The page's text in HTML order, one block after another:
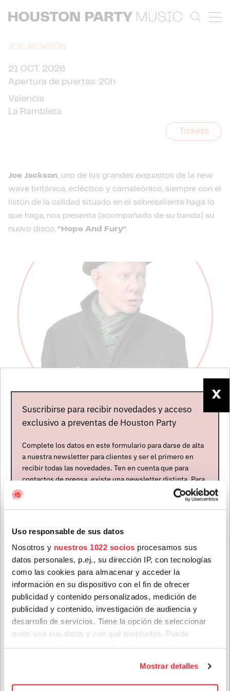
Uso responsable de sus datos
Nosotros y nuestros 1022 socios procesamos sus
datos personales, p.ej., su dirección IP, con tecnologías
como las cookies para almacenar y acceder la
información en su dispositivo con el fin de ofrecer
publicidad y contenido personalizados, medición de
publicidad y contenido, investigación de audiencia y
desarrollo de servicios. Tiene la opción de seleccionar
quién usa sus datos y con qué propósitos. Puede
Mostrar detalles
JOE JACKSON
21 OCT. 2026
Apertura de puertas: 20h
Valencia
La Rambleta
Tickets
Joe Jackson, uno de los grandes exquisitos de la new
wave británica, ecléctico y camaleónico, siempre con el
listón de la calidad situado en el sobresaliente haga lo
que haga, nos presenta (acompañado de su banda) su
nuevo disco, “Hope And Fury”.
Artistas
JOE JACKSON
X
Suscribirse para recibir novedades y acceso
exclusivo a preventas de Houston Party
Complete los datos en este formulario para darse de alta
a nuestra newsletter para clientes y ser el primero en
recibir todas las novedades. Ten en cuenta que para
contactos de prensa, existe una newsletter distinta. Para
formar parte de ella, envíanos un mensaje a
Apellidos
Correo electrónico*